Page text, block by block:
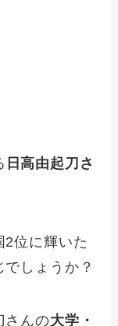
日高由起刀さ
2位に輝いた
しょうか？
さんの大学・